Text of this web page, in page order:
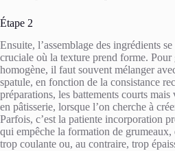
Étape 2
Ensuite, l’assemblage des ingrédients
cruciale où la texture prend forme. Pour
homogène, il faut souvent mélanger
spatule, en fonction de la consistance
préparations, les battements courts
en pâtisserie, lorsque l’on cherche à
Parfois, c’est la patiente incorporation
qui empêche la formation de
trop coulante ou, au contraire, trop